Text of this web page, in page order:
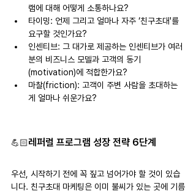
램에 대해 어떻게 소통하나요?
타이밍: 언제 그리고 얼마나 자주 ‘친구초대'를
요구할 것인가요?
인센티브: 그 대가로 제공하는 인센티브가 여러
분의 비즈니스 모델과 고객의 동기
(motivation)에 적합한가요?
마찰(friction): 고객이 주변 사람을 초대하는
게 얼마나 쉬운가요?
💪🏻레퍼럴 프로그램 성장 전략 6단계
우선, 시작하기 전에 꼭 짚고 넘어가야 할 것이 있습
니다. 친구초대 마케팅은 이미 불씨가 있는 곳에 기름